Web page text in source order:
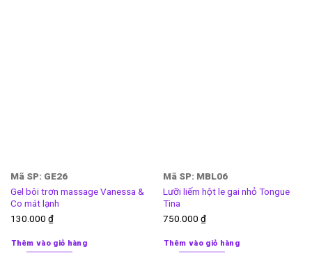
Mã SP: GE26
Gel bôi trơn massage Vanessa &
Co mát lạnh
130.000 ₫
Thêm vào giỏ hàng
Mã SP: MBL06
Lưỡi liếm hột le gai nhỏ Tongue
Tina
750.000 ₫
Thêm vào giỏ hàng